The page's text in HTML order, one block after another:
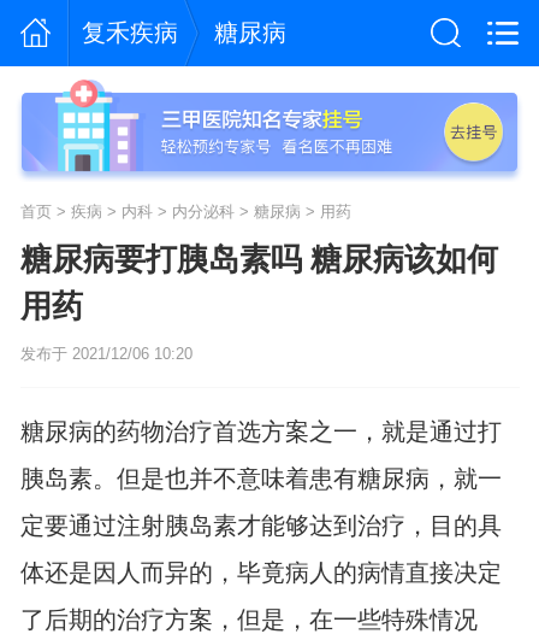
复禾疾病 糖尿病
首页> 疾病 > 内科> 内分泌科> 糖尿病 > 用药
糖尿病要打胰岛素吗 糖尿病该如何
用药
发布于 2021/12/06 10:20
糖尿病的药物治疗首选方案之一，就是通过打
胰岛素。但是也并不意味着患有糖尿病，就一
定要通过注射胰岛素才能够达到治疗，目的具
体还是因人而异的，毕竟病人的病情直接决定
了后期的治疗方案，但是，在一些特殊情况